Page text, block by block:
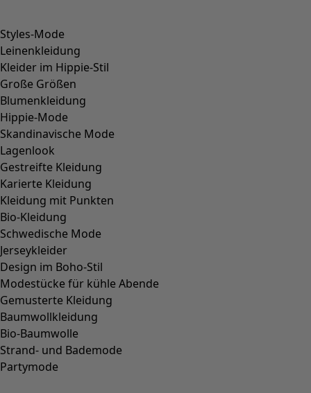
Styles-Mode
Leinenkleidung
Kleider im Hippie-Stil
Große Größen
Blumenkleidung
Hippie-Mode
Skandinavische Mode
Lagenlook
Gestreifte Kleidung
Karierte Kleidung
Kleidung mit Punkten
Bio-Kleidung
Schwedische Mode
Jerseykleider
Design im Boho-Stil
Modestücke für kühle Abende
Gemusterte Kleidung
Baumwollkleidung
Bio-Baumwolle
Strand- und Bademode
Partymode